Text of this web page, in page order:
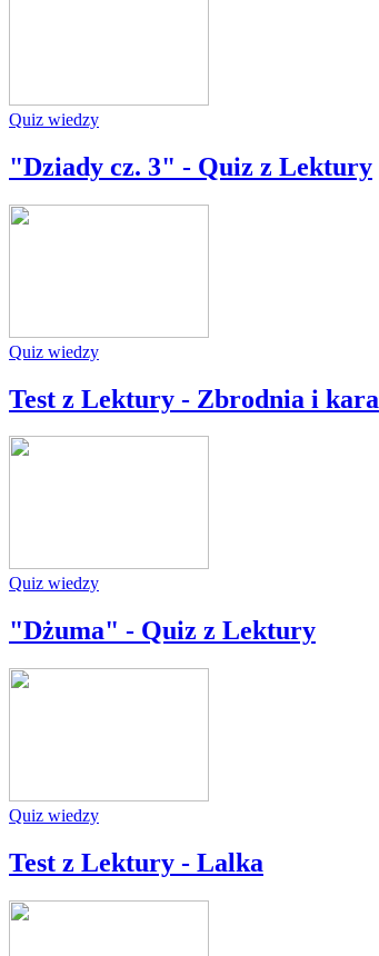
Quiz wiedzy
"Dziady cz. 3" - Quiz z Lektury
Quiz wiedzy
Test z Lektury - Zbrodnia i kara
Quiz wiedzy
"Dżuma" - Quiz z Lektury
Quiz wiedzy
Test z Lektury - Lalka